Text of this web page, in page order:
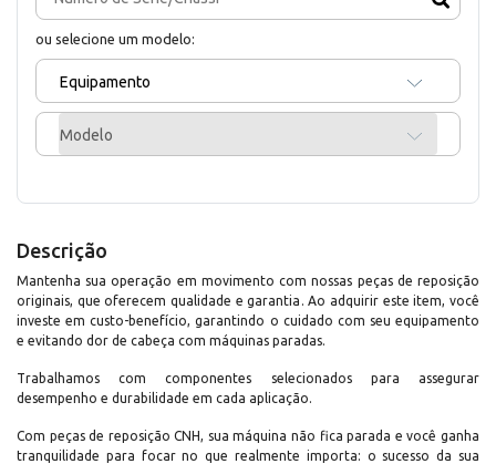
ou selecione um modelo:
Equipamento
Modelo
Descrição
Mantenha sua operação em movimento com nossas peças de reposição
originais, que oferecem qualidade e garantia. Ao adquirir este item, você
investe em custo-benefício, garantindo o cuidado com seu equipamento
e evitando dor de cabeça com máquinas paradas.
Trabalhamos com componentes selecionados para assegurar
desempenho e durabilidade em cada aplicação.
Com peças de reposição CNH, sua máquina não fica parada e você ganha
tranquilidade para focar no que realmente importa: o sucesso da sua